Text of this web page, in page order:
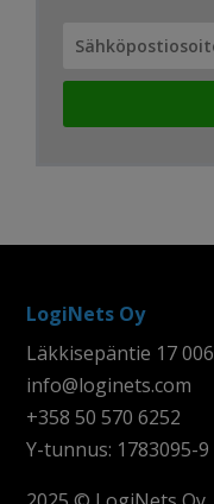
LogiNets Oy
Läkkisepäntie 17
info@loginets.com
+358 50 570 6252
Y-tunnus: 1783095-9